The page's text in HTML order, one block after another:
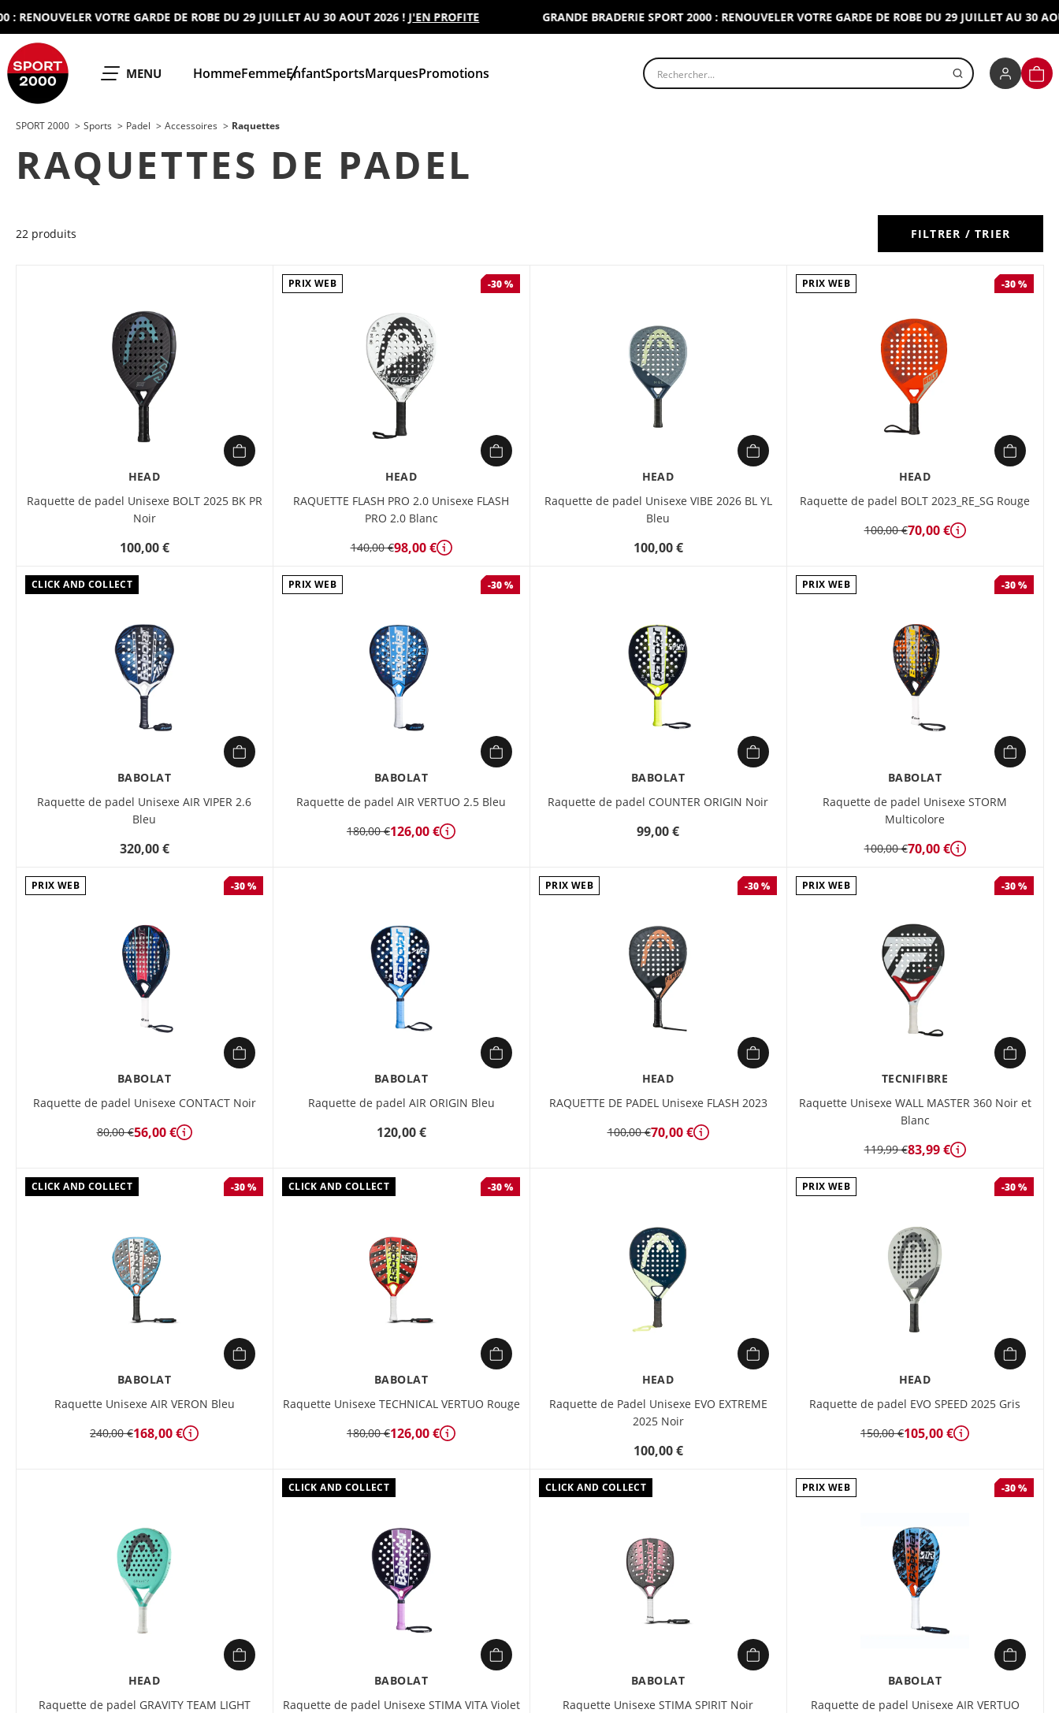
VOTRE GARDE DE ROBE DU 29 JUILLET AU 30 AOUT 2026 !J'EN PROFITE GRANDE BRADERIE SPORT 2000 : RENOUVELER VOTRE GARDE DE ROBE DU 29 JUILLET AU 30 AOUT
OUVRIR LE
MENU HommeFemmeEnfantSportsMarquesPromotions Rechercher un produit
SPORT 2000 Sports Padel Accessoires Raquettes
RAQUETTES DE PADEL
22 produits FILTRER / TRIER
HEAD
Raquette de padel Unisexe BOLT 2025 BK PR
Noir
100,00 €
PRIX WEB -30 %
HEAD
RAQUETTE FLASH PRO 2.0 Unisexe FLASH
PRO 2.0 Blanc
140,00 €98,00 € Détails
HEAD
Raquette de padel Unisexe VIBE 2026 BL YL
Bleu
100,00 €
PRIX WEB -30 %
HEAD
Raquette de padel BOLT 2023_RE_SG Rouge
100,00 €70,00 € Détails
CLICK AND COLLECT
BABOLAT
Raquette de padel Unisexe AIR VIPER 2.6
Bleu
320,00 €
PRIX WEB -30 %
BABOLAT
Raquette de padel AIR VERTUO 2.5 Bleu
180,00 €126,00 € Détails
BABOLAT
Raquette de padel COUNTER ORIGIN Noir
99,00 €
PRIX WEB -30 %
BABOLAT
Raquette de padel Unisexe STORM
Multicolore
100,00 €70,00 € Détails
PRIX WEB -30 %
BABOLAT
Raquette de padel Unisexe CONTACT Noir
80,00 €56,00 € Détails
BABOLAT
Raquette de padel AIR ORIGIN Bleu
120,00 €
PRIX WEB -30 %
HEAD
RAQUETTE DE PADEL Unisexe FLASH 2023
100,00 €70,00 € Détails
PRIX WEB -30 %
TECNIFIBRE
Raquette Unisexe WALL MASTER 360 Noir et
Blanc
119,99 €83,99 € Détails
CLICK AND COLLECT -30 %
BABOLAT
Raquette Unisexe AIR VERON Bleu
240,00 €168,00 € Détails
CLICK AND COLLECT -30 %
BABOLAT
Raquette Unisexe TECHNICAL VERTUO Rouge
180,00 €126,00 € Détails
HEAD
Raquette de Padel Unisexe EVO EXTREME
2025 Noir
100,00 €
PRIX WEB -30 %
HEAD
Raquette de padel EVO SPEED 2025 Gris
150,00 €105,00 € Détails
HEAD
Raquette de padel GRAVITY TEAM LIGHT
CLICK AND COLLECT
BABOLAT
Raquette de padel Unisexe STIMA VITA Violet
CLICK AND COLLECT
BABOLAT
Raquette Unisexe STIMA SPIRIT Noir
PRIX WEB -30 %
BABOLAT
Raquette de padel Unisexe AIR VERTUO